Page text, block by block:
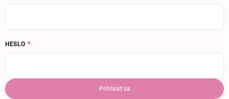
HESLO
Prihlásiť sa